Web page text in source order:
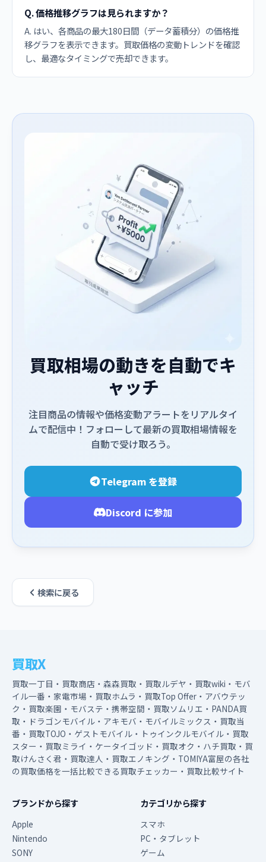
Q. 価格推移グラフは見られますか？
A. はい、各商品の最大180日間（データ蓄積分）の価格推
移グラフを表示できます。買取価格の変動トレンドを確認
し、最適なタイミングで売却できます。
買取相場の動きを自動でキ
ャッチ
注目商品の情報や価格変動アラートをリアルタイ
ムで配信中！フォローして最新の買取相場情報を
自動で受け取ろう。
Telegram を登録
Discord に参加
検索に戻る
買取X
買取一丁目・買取商店・森森買取・買取ルデヤ・買取wiki・モバ
イル一番・家電市場・買取ホムラ・買取Top Offer・アバウテッ
ク・買取楽園・モバステ・携帯空間・買取ソムリエ・PANDA買
取・ドラゴンモバイル・アキモバ・モバイルミックス・買取当
番・買取TOJO・ゲストモバイル・トゥインクルモバイル・買取
スター・買取ミライ・ケータイゴッド・買取オク・ハチ買取・買
取けんさく君・買取達人・買取エノキング・TOMIYA富屋の各社
の買取価格を一括比較できる買取チェッカー・買取比較サイト
ブランドから探す
Apple
Nintendo
SONY
カテゴリから探す
スマホ
PC・タブレット
ゲーム